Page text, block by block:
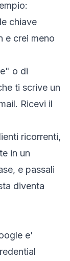
chiave
e crei meno
o di
ti scrive un
Ricevi il
ricorrenti,
in un
e passali
diventa
e'